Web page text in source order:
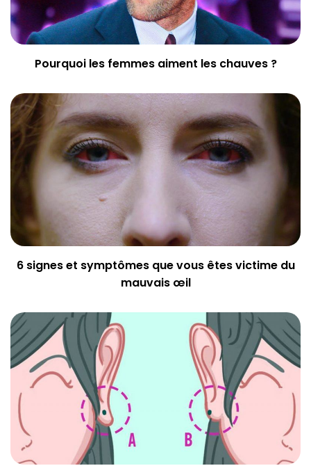
Pourquoi les femmes aiment les chauves ?
6 signes et symptômes que vous êtes victime du
mauvais œil